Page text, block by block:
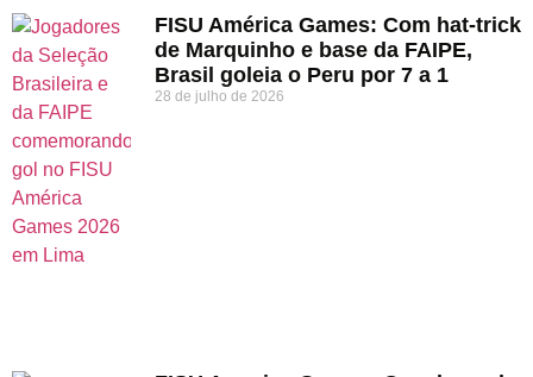
FISU América Games: Com hat-trick
de Marquinho e base da FAIPE,
Brasil goleia o Peru por 7 a 1
28 de julho de 2026